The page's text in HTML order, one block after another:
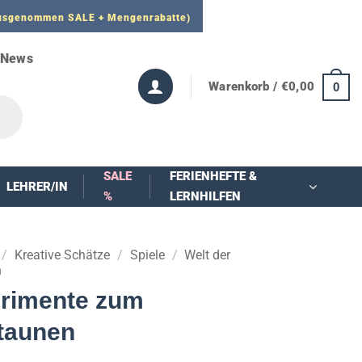
SALE + Mengenrabatte)
News
Warenkorb / €0,00 0
LEHRER/IN
SALE
%
FERIENHEFTE &
LERNHILFEN
/ Kreative Schätze / Spiele / Welt der
zum